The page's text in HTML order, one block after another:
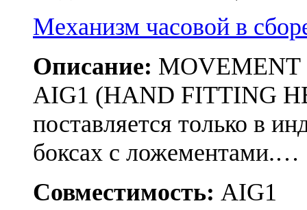
Механизм часовой в
Описание: MOVEMENT
AIG1 (HAND FITTING
поставляется только в
боксах с ложементами.…
Совместимость: AIG1